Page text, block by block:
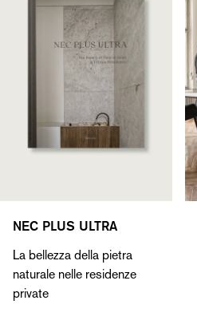
NEC PLUS ULTRA
La bellezza della pietra
naturale nelle residenze
private